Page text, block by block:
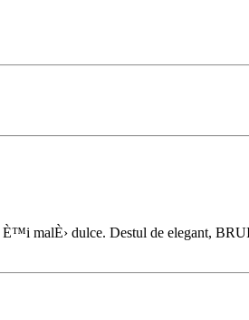
malÈ› dulce. Destul de elegant,